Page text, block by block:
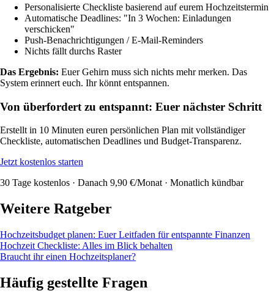
Personalisierte Checkliste basierend auf eurem Hochzeitstermin
Automatische Deadlines: "In 3 Wochen: Einladungen
verschicken"
Push-Benachrichtigungen / E-Mail-Reminders
Nichts fällt durchs Raster
Das Ergebnis: Euer Gehirn muss sich nichts mehr merken. Das
System erinnert euch. Ihr könnt entspannen.
Von überfordert zu entspannt: Euer nächster Schritt
Erstellt in 10 Minuten euren persönlichen Plan mit vollständiger
Checkliste, automatischen Deadlines und Budget-Transparenz.
Jetzt kostenlos starten
30 Tage kostenlos · Danach 9,90 €/Monat · Monatlich kündbar
Weitere Ratgeber
Hochzeitsbudget planen: Euer Leitfaden für entspannte Finanzen
Hochzeit Checkliste: Alles im Blick behalten
Braucht ihr einen Hochzeitsplaner?
Häufig gestellte Fragen